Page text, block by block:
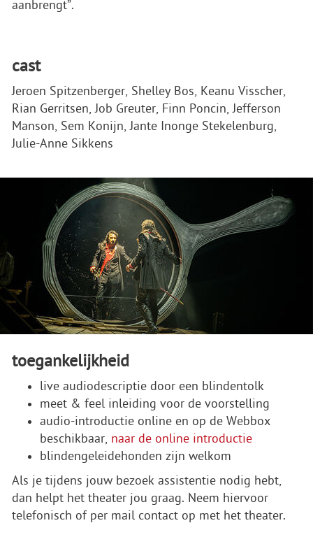
aanbrengt”.
cast
Jeroen Spitzenberger, Shelley Bos, Keanu Visscher,
Rian Gerritsen, Job Greuter, Finn Poncin, Jefferson
Manson, Sem Konijn, Jante Inonge Stekelenburg,
Julie-Anne Sikkens
toegankelijkheid
live audiodescriptie door een blindentolk
meet & feel inleiding voor de voorstelling
audio-introductie online en op de Webbox
beschikbaar, naar de online introductie
blindengeleidehonden zijn welkom
Als je tijdens jouw bezoek assistentie nodig hebt,
dan helpt het theater jou graag. Neem hiervoor
telefonisch of per mail contact op met het theater.